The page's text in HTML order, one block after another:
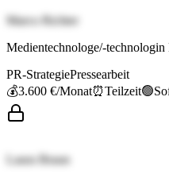
Marco Richter
Medientechnologe/-
PR-StrategiePressearbeit
💰3.600 €/Monat⏰Teilzeit🟢
Laura Braun